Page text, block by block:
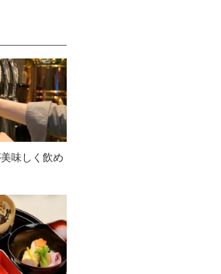
味しく飲め